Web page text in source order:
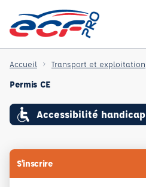
Accueil Transport et exploitation
Permis CE
Accessibilité handicap
S'inscrire